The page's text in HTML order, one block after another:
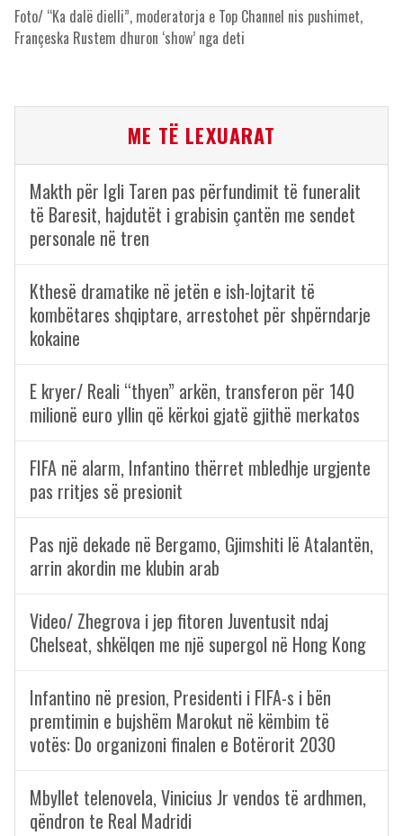
Foto/ “Ka dalë dielli”, moderatorja e Top Channel nis pushimet,
Françeska Rustem dhuron ‘show’ nga deti
ME TË LEXUARAT
Makth për Igli Taren pas përfundimit të funeralit
të Baresit, hajdutët i grabisin çantën me sendet
personale në tren
Kthesë dramatike në jetën e ish-lojtarit të
kombëtares shqiptare, arrestohet për shpërndarje
kokaine
E kryer/ Reali “thyen” arkën, transferon për 140
milionë euro yllin që kërkoi gjatë gjithë merkatos
FIFA në alarm, Infantino thërret mbledhje urgjente
pas rritjes së presionit
Pas një dekade në Bergamo, Gjimshiti lë Atalantën,
arrin akordin me klubin arab
Video/ Zhegrova i jep fitoren Juventusit ndaj
Chelseat, shkëlqen me një supergol në Hong Kong
Infantino në presion, Presidenti i FIFA-s i bën
premtimin e bujshëm Marokut në këmbim të
votës: Do organizoni finalen e Botërorit 2030
Mbyllet telenovela, Vinicius Jr vendos të ardhmen,
qëndron te Real Madridi